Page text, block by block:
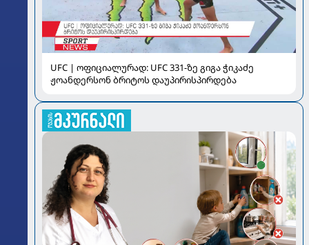
UFC | ოფიციალურად: UFC 331-ზე გიგა ჭიკაძე
ჟოანდერსონ ბრიტოს დაუპირისპირდება